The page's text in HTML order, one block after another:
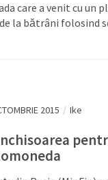
care a venit cu un
la bătrâni folosind
2015 / Ike